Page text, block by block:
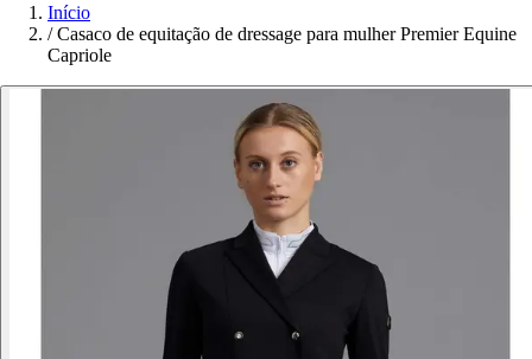
Início
/ Casaco de equitação de dressage para mulher Premier Equine
Capriole